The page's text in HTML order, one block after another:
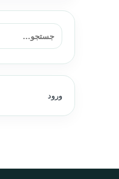
جستجو برای:
ورود